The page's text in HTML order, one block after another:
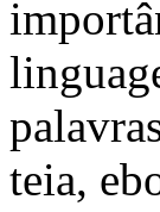
teia,